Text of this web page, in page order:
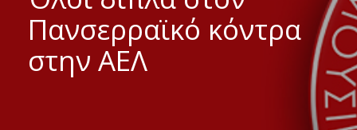
Πανσερραϊκό κόντρα
στην ΑΕΛ